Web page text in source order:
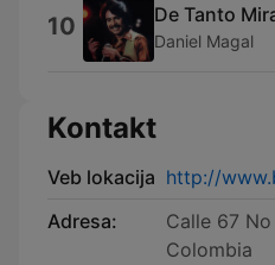
10 De Tanto
Daniel Magal
Kontakt
Veb lokacija http://
Adresa:
Calle 67
Colombia